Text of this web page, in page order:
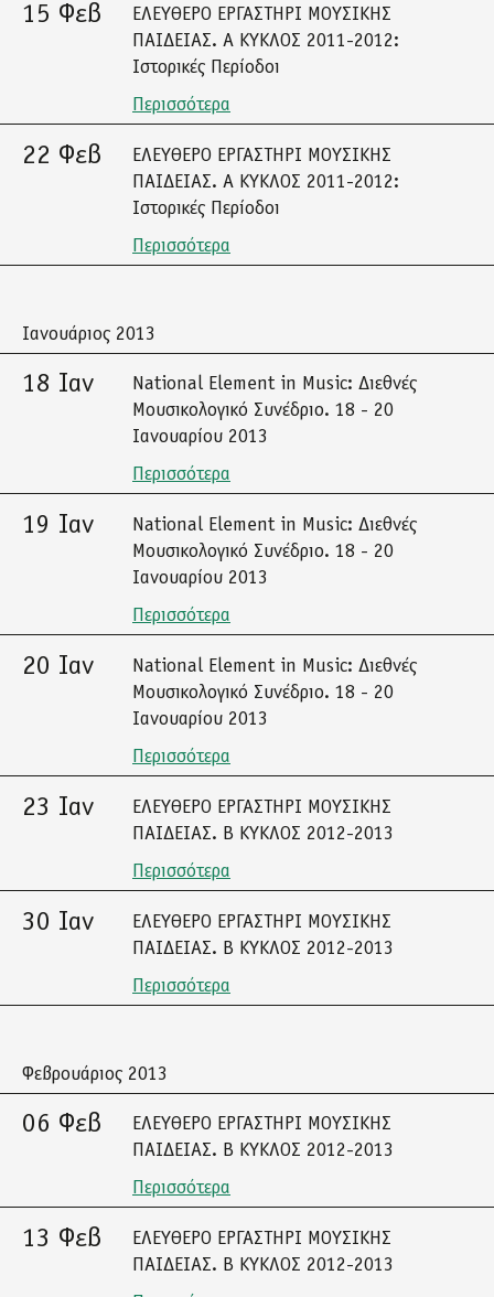
15 Φεβ
ΕΛΕΥΘΕΡΟ ΕΡΓΑΣΤΗΡΙ ΜΟΥΣΙΚΗΣ
ΠΑΙΔΕΙΑΣ. Α ΚΥΚΛΟΣ 2011-2012:
Ιστορικές Περίοδοι
Περισσότερα
22 Φεβ
ΕΛΕΥΘΕΡΟ ΕΡΓΑΣΤΗΡΙ ΜΟΥΣΙΚΗΣ
ΠΑΙΔΕΙΑΣ. Α ΚΥΚΛΟΣ 2011-2012:
Ιστορικές Περίοδοι
Περισσότερα
Ιανουάριος 2013
18 Ιαν
National Element in Music: Διεθνές
Μουσικολογικό Συνέδριο. 18 - 20
Ιανουαρίου 2013
Περισσότερα
19 Ιαν
National Element in Music: Διεθνές
Μουσικολογικό Συνέδριο. 18 - 20
Ιανουαρίου 2013
Περισσότερα
20 Ιαν
National Element in Music: Διεθνές
Μουσικολογικό Συνέδριο. 18 - 20
Ιανουαρίου 2013
Περισσότερα
23 Ιαν
ΕΛΕΥΘΕΡΟ ΕΡΓΑΣΤΗΡΙ ΜΟΥΣΙΚΗΣ
ΠΑΙΔΕΙΑΣ. Β ΚΥΚΛΟΣ 2012-2013
Περισσότερα
30 Ιαν
ΕΛΕΥΘΕΡΟ ΕΡΓΑΣΤΗΡΙ ΜΟΥΣΙΚΗΣ
ΠΑΙΔΕΙΑΣ. Β ΚΥΚΛΟΣ 2012-2013
Περισσότερα
Φεβρουάριος 2013
06 Φεβ
ΕΛΕΥΘΕΡΟ ΕΡΓΑΣΤΗΡΙ ΜΟΥΣΙΚΗΣ
ΠΑΙΔΕΙΑΣ. Β ΚΥΚΛΟΣ 2012-2013
Περισσότερα
13 Φεβ
ΕΛΕΥΘΕΡΟ ΕΡΓΑΣΤΗΡΙ ΜΟΥΣΙΚΗΣ
ΠΑΙΔΕΙΑΣ. Β ΚΥΚΛΟΣ 2012-2013